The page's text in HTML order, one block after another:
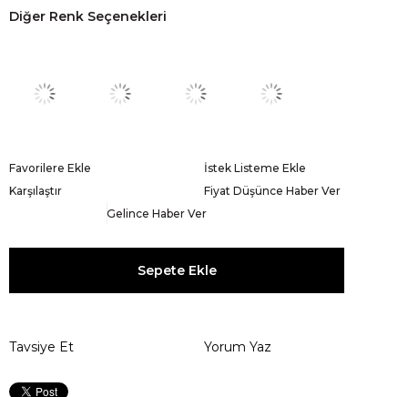
Diğer Renk Seçenekleri
Favorilere Ekle
İstek Listeme Ekle
Karşılaştır
Fiyat Düşünce Haber Ver
Gelince Haber Ver
Tavsiye Et Yorum Yaz